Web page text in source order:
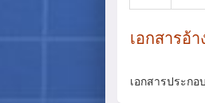
เอกสารอ้า
เอกสารประก